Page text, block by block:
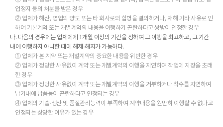
업정지 등의 처분을 받은 경우
② 업체가 해산, 영업의 양도 또는 타 회사로의 합병을 결의하거나, 재해 기타 사유로 인
하여 기본계약 또는 개별계약의 내용을 이행하기 곤란하다고 쌍방이 인정한 경우
나. 다음의 경우에는 업체에게 1개월 이상의 기간을 정하여 그 이행을 최고하고, 그 기간
내에 이행하지 아니한 때에 해제·해지가 가능하다.
① 업체가 본 계약 또는 개별계약의 중요한 내용을 위반한 경우
② 업체가 정당한 사유없이 계약 또는 개별계약의 이행을 지연하여 작업에 지장을 초래
한 경우
③ 업체가 정당한 사유없이 계약 또는 개별계약의 이행을 거부하거나 착수를 지연하여
납기내에 납품등이 곤란하다고 인정되는 경우
④ 업체의 기술·생산 및 품질관리능력이 부족하여 계약내용을 원만히 이행할 수 없다고
인정되는 상당한 이유가 있는 경우